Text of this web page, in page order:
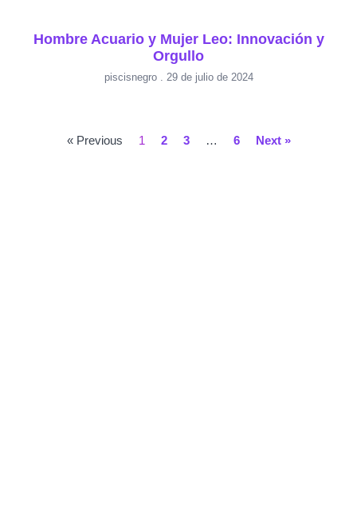
Hombre Acuario y Mujer Leo: Innovación y
Orgullo
piscisnegro 29 de julio de 2024
« Previous 1 2 3 … 6 Next »